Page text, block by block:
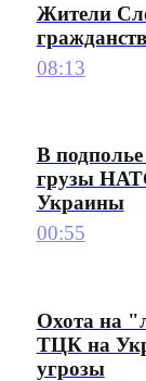
Жители
08:13
В
грузы
Украины
00:55
Охота на
ТЦК на
угрозы